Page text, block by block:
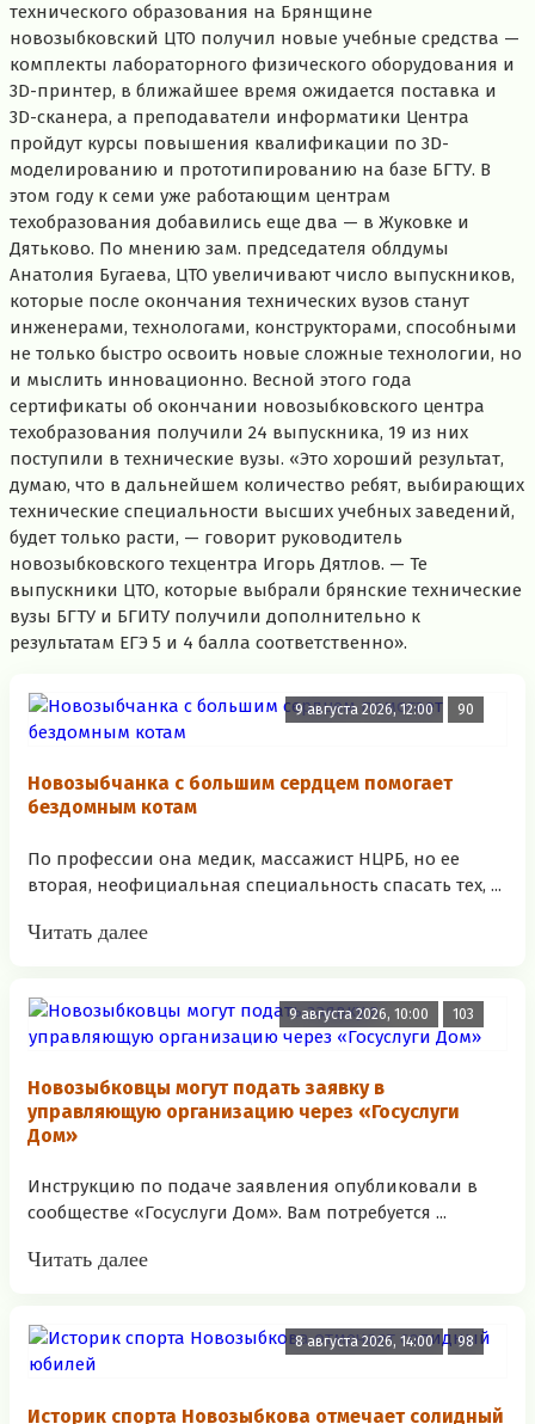
технического образования на Брянщине
новозыбковский ЦТО получил новые учебные средства —
комплекты лабораторного физического оборудования и
3D-принтер, в ближайшее время ожидается поставка и
3D-сканера, а преподаватели информатики Центра
пройдут курсы повышения квалификации по 3D-
моделированию и прототипированию на базе БГТУ. В
этом году к семи уже работающим центрам
техобразования добавились еще два — в Жуковке и
Дятьково. По мнению зам. председателя облдумы
Анатолия Бугаева, ЦТО увеличивают число выпускников,
которые после окончания технических вузов станут
инженерами, технологами, конструкторами, способными
не только быстро освоить новые сложные технологии, но
и мыслить инновационно. Весной этого года
сертификаты об окончании новозыбковского центра
техобразования получили 24 выпускника, 19 из них
поступили в технические вузы. «Это хороший результат,
думаю, что в дальнейшем количество ребят, выбирающих
технические специальности высших учебных заведений,
будет только расти, — говорит руководитель
новозыбковского техцентра Игорь Дятлов. — Те
выпускники ЦТО, которые выбрали брянские технические
вузы БГТУ и БГИТУ получили дополнительно к
результатам ЕГЭ 5 и 4 балла соответственно».
9 августа 2026, 12:00 90
Новозыбчанка с большим сердцем помогает
бездомным котам
По профессии она медик, массажист НЦРБ, но ее
вторая, неофициальная специальность спасать тех, ...
Читать далее
9 августа 2026, 10:00 103
Новозыбковцы могут подать заявку в
управляющую организацию через «Госуслуги
Дом»
Инструкцию по подаче заявления опубликовали в
сообществе «Госуслуги Дом». Вам потребуется ...
Читать далее
8 августа 2026, 14:00 98
Историк спорта Новозыбкова отмечает солидный